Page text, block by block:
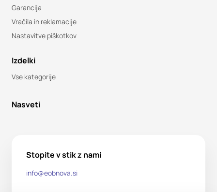
Garancija
Vračila in reklamacije
Nastavitve piškotkov
Izdelki
Vse kategorije
Nasveti
Stopite v stik z nami
info@eobnova.si